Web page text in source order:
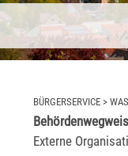
BÜRGERSERVICE >
Externe